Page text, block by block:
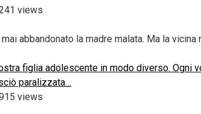
views
abbandonato la madre malata. Ma la
figlia adolescente in modo diverso. Ogni
paralizzata…
views